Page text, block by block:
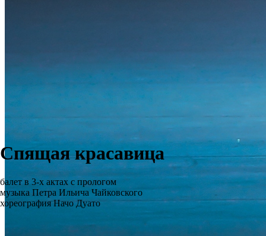
Спящая красавица
балет в 3-х актах с прологом
музыка Петра Ильича Чайковского
хореография Начо Дуато